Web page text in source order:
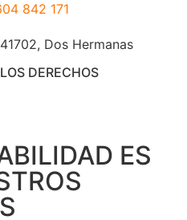
842 171
Dos Hermanas
DERECHOS
ES